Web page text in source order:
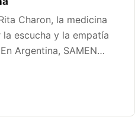
Charon, la medicina
escucha y la empatía
Argentina, SAMEN…